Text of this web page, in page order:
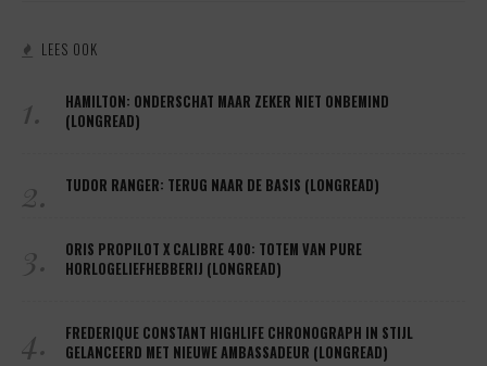
LEES OOK
1.
HAMILTON: ONDERSCHAT MAAR ZEKER NIET ONBEMIND
(LONGREAD)
2. TUDOR RANGER: TERUG NAAR DE BASIS (LONGREAD)
3.
ORIS PROPILOT X CALIBRE 400: TOTEM VAN PURE
HORLOGELIEFHEBBERIJ (LONGREAD)
4.
FREDERIQUE CONSTANT HIGHLIFE CHRONOGRAPH IN STIJL
GELANCEERD MET NIEUWE AMBASSADEUR (LONGREAD)